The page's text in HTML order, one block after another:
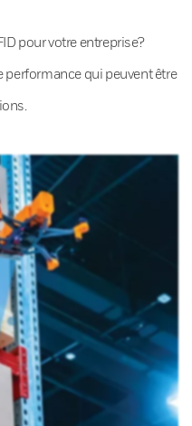
pour votre entreprise?
performance qui peuvent être